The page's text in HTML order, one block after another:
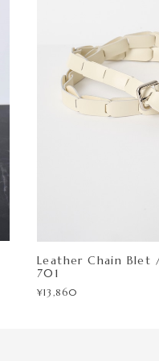
Leather Chain Blet
701
¥13,860